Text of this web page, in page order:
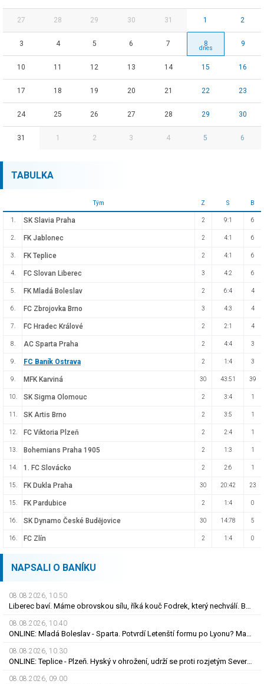
27 28 29 30 31 1 2
3 4 5 6 7 8 9
10 11 12 13 14 15 16
17 18 19 20 21 22 23
24 25 26 27 28 29 30
31 1 2 3 4 5 6
TABULKA
Tým Z S B
1. SK Slavia Praha 2 9:1 6
2. FK Jablonec 2 4:1 6
3. FK Teplice 2 4:1 6
4. FC Slovan Liberec 3 4:2 6
5. FK Mladá Boleslav 2 6:4 4
6. FC Zbrojovka Brno 3 4:3 4
7. FC Hradec Králové 2 2:1 4
8. AC Sparta Praha 2 4:4 3
9. FC Baník Ostrava 2 1:4 3
9. MFK Karviná 30 43:51 39
10. SK Sigma Olomouc 2 3:4 1
11. SK Artis Brno 2 3:5 1
12. FC Viktoria Plzeň 2 2:4 1
13. Bohemians Praha 1905 2 1:3 1
14. 1. FC Slovácko 2 2:6 1
15. FK Dukla Praha 30 20:42 23
15. FK Pardubice 2 1:4 0
16. SK Dynamo České Budějovice 30 14:78 5
16. FC Zlín 2 1:4 0
NAPSALI O BANÍKU
08.08.2026, 10.50
Liberec baví. Máme obrovskou sílu, říká kouč Fodrek, který nechválí. Bořil? Nic vážného
08.08.2026, 10.40
ONLINE: Mladá Boleslav - Sparta. Potvrdí Letenští formu po Lyonu? Macek proti svým
08.08.2026, 10.30
ONLINE: Teplice - Plzeň. Hyský v ohrožení, udrží se proti rozjetým Severočechům?
08.08.2026, 09.00